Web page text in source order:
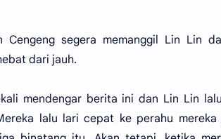
Cengeng segera memanggil Lin Lin
dari jauh.
mendengar berita ini dan Lin Lin
lalu lari cepat ke perahu mereka